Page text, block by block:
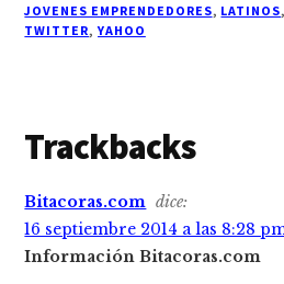
JOVENES EMPRENDEDORES, LATINOS,
TWITTER,YAHOO
Interacciones
con
los
lectores
Trackbacks
Bitacoras.com dice:
16 septiembre 2014 a las 8:28
Información Bitacoras.com